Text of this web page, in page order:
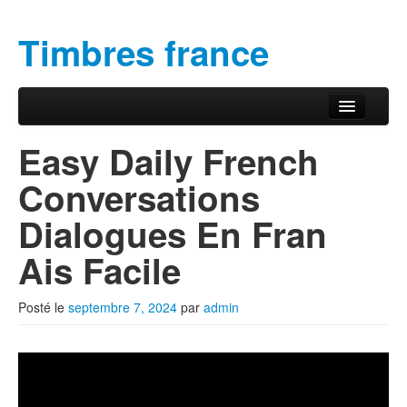
Timbres france
Menu principal
Easy Daily French
Conversations
Dialogues En Fran
Ais Facile
Posté le septembre 7, 2024 par admin